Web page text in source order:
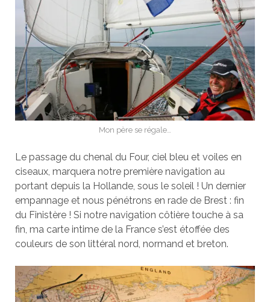
Mon père se régale…
Le passage du chenal du Four, ciel bleu et voiles en
ciseaux, marquera notre première navigation au
portant depuis la Hollande, sous le soleil ! Un dernier
empannage et nous pénétrons en rade de Brest : fin
du Finistère ! Si notre navigation côtière touche à sa
fin, ma carte intime de la France s’est étoffée des
couleurs de son littéral nord, normand et breton.